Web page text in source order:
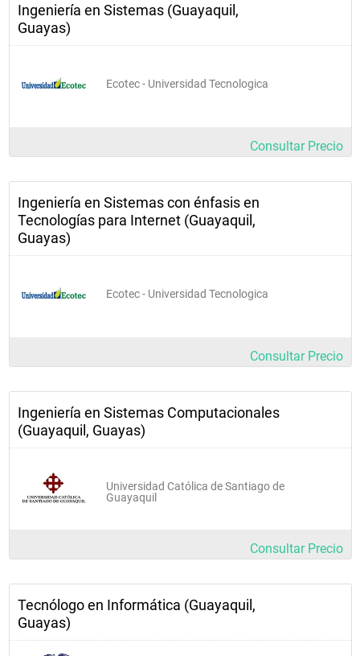
Ingeniería en Sistemas (Guayaquil,
Guayas)
Ecotec - Universidad Tecnologica
Consultar Precio
Ingeniería en Sistemas con énfasis en
Tecnologías para Internet (Guayaquil,
Guayas)
Ecotec - Universidad Tecnologica
Consultar Precio
Ingeniería en Sistemas Computacionales
(Guayaquil, Guayas)
Universidad Católica de Santiago de
Guayaquil
Consultar Precio
Tecnólogo en Informática (Guayaquil,
Guayas)